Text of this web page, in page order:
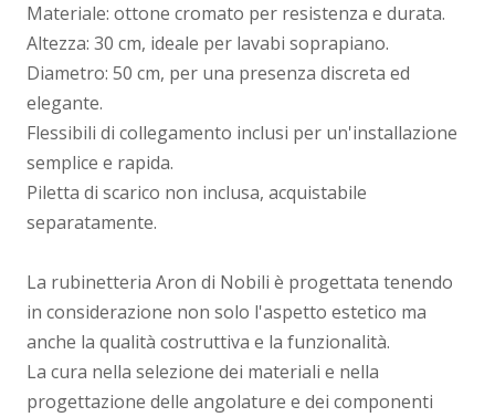
Materiale: ottone cromato per resistenza e durata.
Altezza: 30 cm, ideale per lavabi soprapiano.
Diametro: 50 cm, per una presenza discreta ed
elegante.
Flessibili di collegamento inclusi per un'installazione
semplice e rapida.
Piletta di scarico non inclusa, acquistabile
separatamente.
La rubinetteria Aron di Nobili è progettata tenendo
in considerazione non solo l'aspetto estetico ma
anche la qualità costruttiva e la funzionalità.
La cura nella selezione dei materiali e nella
progettazione delle angolature e dei componenti